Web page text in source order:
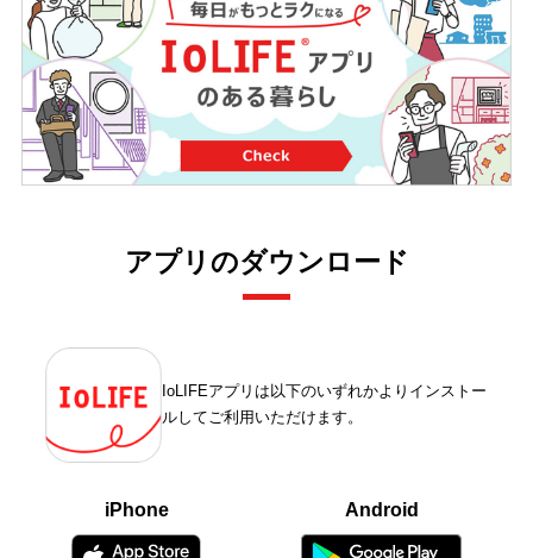
アプリのダウンロード
IoLIFEアプリは以下のいずれかよりインストー
ルしてご利用いただけます。
iPhone Android